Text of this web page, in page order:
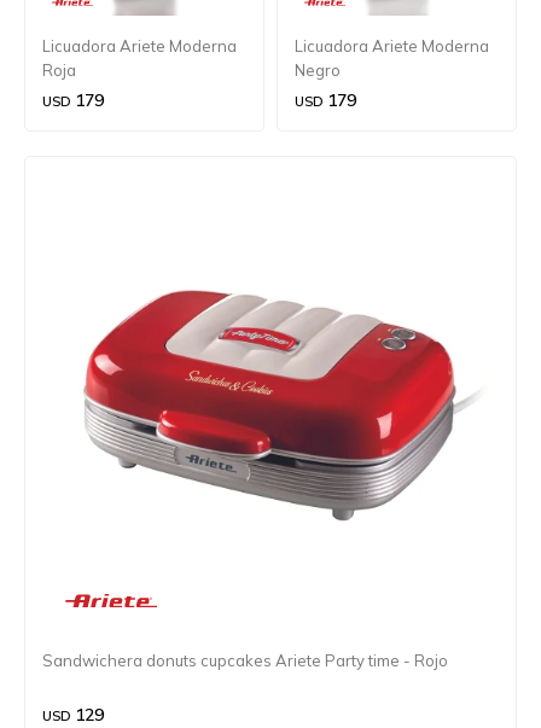
Licuadora Ariete Moderna
Roja
USD 179
Licuadora Ariete Moderna
Negro
USD 179
Sandwichera donuts cupcakes Ariete Party time - Rojo
USD 129